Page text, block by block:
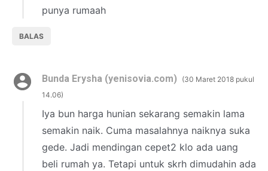
punya rumaah
BALAS
Bunda Erysha (yenisovia.com)
30 Maret 2018 pukul
14.06
Iya bun harga hunian sekarang semakin lama
semakin naik. Cuma masalahnya naiknya suka
gede. Jadi mendingan cepet2 klo ada uang
beli rumah ya. Tetapi untuk skrh dimudahin ada